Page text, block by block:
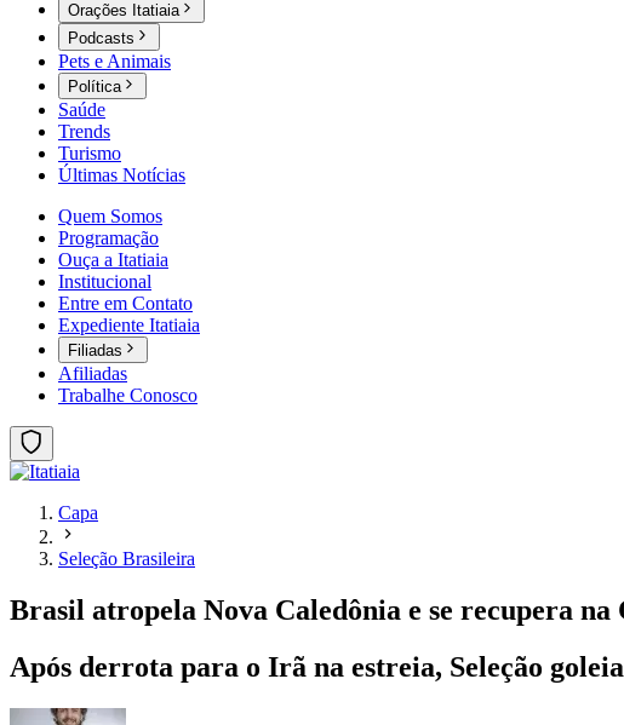
Orações Itatiaia
Podcasts
Pets e Animais
Política
Saúde
Trends
Turismo
Últimas Notícias
Quem Somos
Programação
Ouça a Itatiaia
Institucional
Entre em Contato
Expediente Itatiaia
Filiadas
Afiliadas
Trabalhe Conosco
Capa
Seleção Brasileira
Brasil atropela Nova Caledônia e se recupera na
Após derrota para o Irã na estreia, Seleção